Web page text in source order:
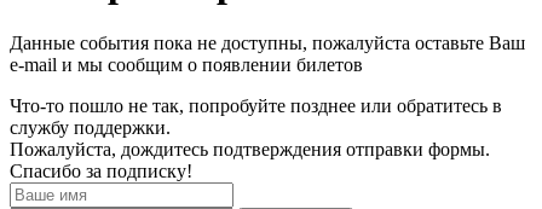
Данные события пока не доступны, пожалуйста оставьте Ваш
e-mail и мы сообщим о появлении билетов
Что-то пошло не так, попробуйте позднее или обратитесь в
службу поддержки.
Пожалуйста, дождитесь подтверждения отправки формы.
Спасибо за подписку!